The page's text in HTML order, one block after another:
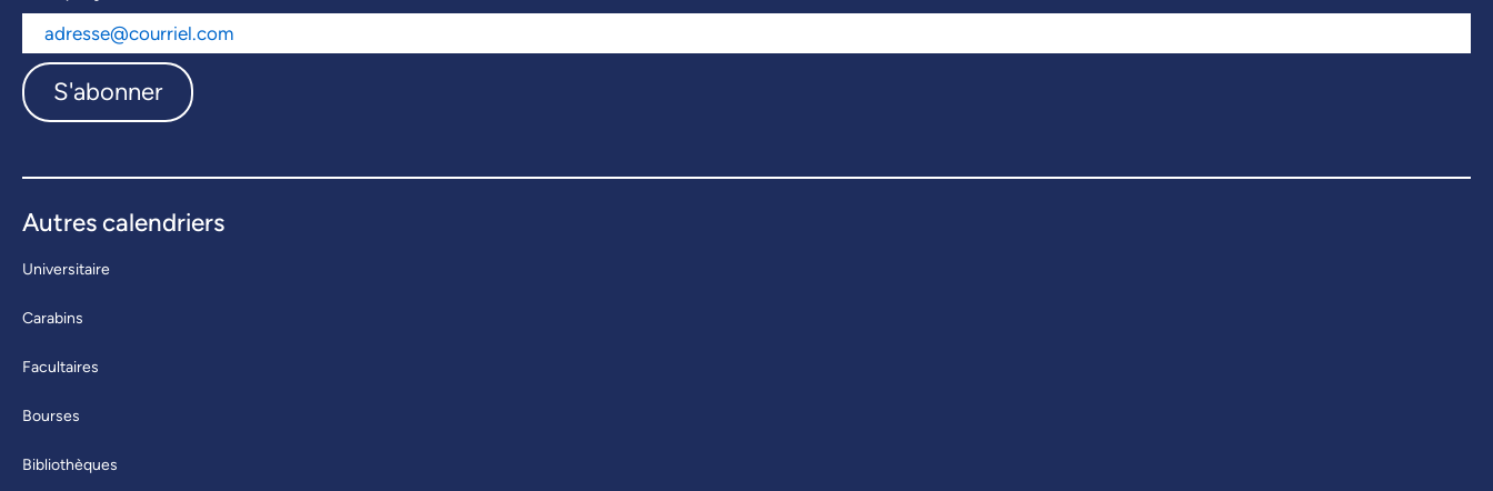
S'abonner
Autres calendriers
Universitaire
Carabins
Facultaires
Bourses
Bibliothèques